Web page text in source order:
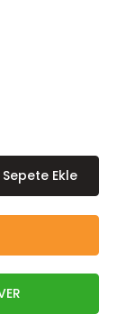
Sepete Ekle